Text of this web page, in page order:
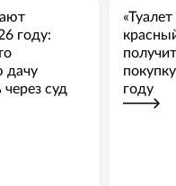
году:
дачу
через суд
году